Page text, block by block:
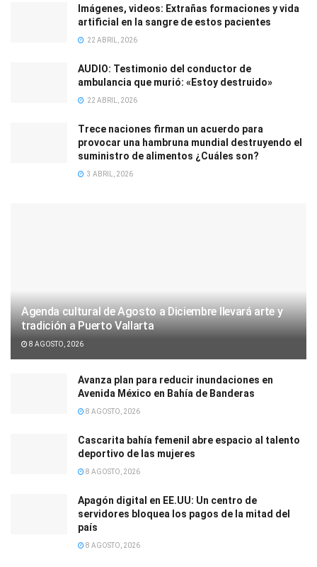
Imágenes, videos: Extrañas formaciones y vida
artificial en la sangre de estos pacientes
22 ABRIL, 2026
AUDIO: Testimonio del conductor de
ambulancia que murió: «Estoy destruido»
22 ABRIL, 2026
Trece naciones firman un acuerdo para
provocar una hambruna mundial destruyendo el
suministro de alimentos ¿Cuáles son?
3 ABRIL, 2026
Agenda cultural de Agosto a Diciembre llevará arte y
tradición a Puerto Vallarta
8 AGOSTO, 2026
Avanza plan para reducir inundaciones en
Avenida México en Bahía de Banderas
8 AGOSTO, 2026
Cascarita bahía femenil abre espacio al talento
deportivo de las mujeres
8 AGOSTO, 2026
Apagón digital en EE.UU: Un centro de
servidores bloquea los pagos de la mitad del
país
8 AGOSTO, 2026